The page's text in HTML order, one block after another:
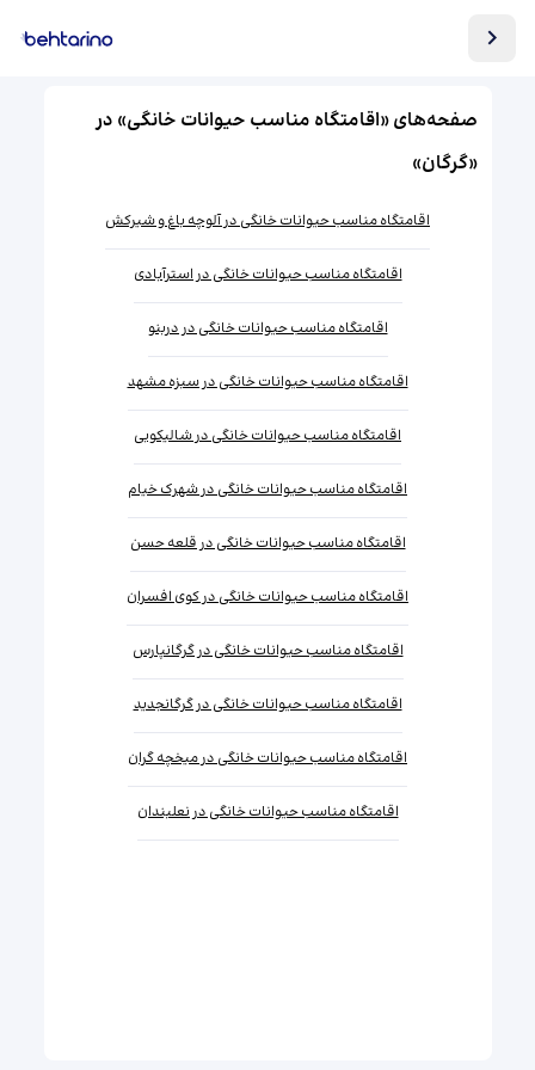
صفحه‌های «اقامتگاه مناسب حیوانات خانگی» در
«گرگان»
اقامتگاه مناسب حیوانات خانگی در آلوچه باغ و شیرکش
اقامتگاه مناسب حیوانات خانگی در استرآبادی
اقامتگاه مناسب حیوانات خانگی در دربنو
اقامتگاه مناسب حیوانات خانگی در سبزه مشهد
اقامتگاه مناسب حیوانات خانگی در شالیکوبی
اقامتگاه مناسب حیوانات خانگی در شهرک خیام
اقامتگاه مناسب حیوانات خانگی در قلعه حسن
اقامتگاه مناسب حیوانات خانگی در کوی افسران
اقامتگاه مناسب حیوانات خانگی در گرگانپارس
اقامتگاه مناسب حیوانات خانگی در گرگانجدید
اقامتگاه مناسب حیوانات خانگی در میخچه گران
اقامتگاه مناسب حیوانات خانگی در نعلبندان